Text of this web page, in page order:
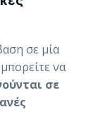
σε μία
να
σε